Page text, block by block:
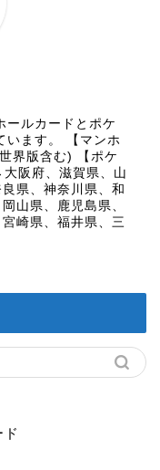
ールカードとポケ
います。 【マンホ
界版含む) 【ポケ
阪府、滋賀県、山
県、神奈川県、和
山県、鹿児島県、
崎県、福井県、三